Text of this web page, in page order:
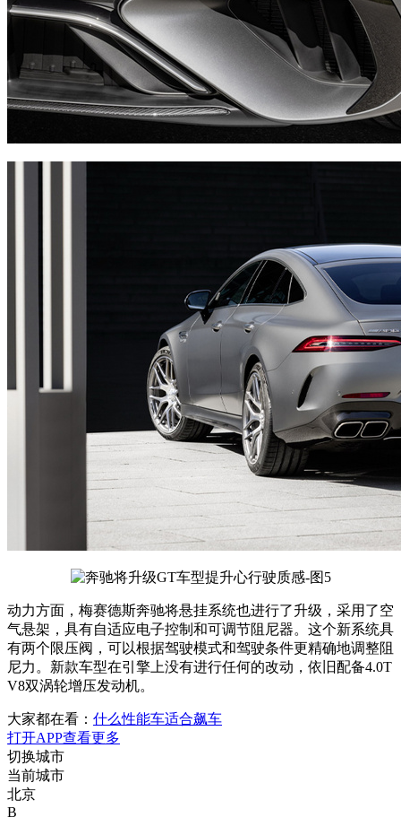
动力方面，梅赛德斯奔驰将悬挂系统也进行了升级，采用了空
气悬架，具有自适应电子控制和可调节阻尼器。这个新系统具
有两个限压阀，可以根据驾驶模式和驾驶条件更精确地调整阻
尼力。新款车型在引擎上没有进行任何的改动，依旧配备4.0T
V8双涡轮增压发动机。
大家都在看： 什么性能车适合飙车
打开APP查看更多
切换城市
当前城市
北京
B